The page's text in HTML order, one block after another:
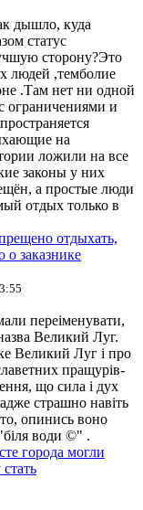
дышло, куда
статус
сторону?Это
людей ,темболие
.Там нет ни одной
ограничениями и
на
ложили на все
законы у них
а простые люди
отдых только в
отдыхать,
о заказнике
переіменувати,
Великий Луг.
Великий Луг і про
пращурів-
що сила і дух
страшно навіть
опинись воно
води ©" .
города могли